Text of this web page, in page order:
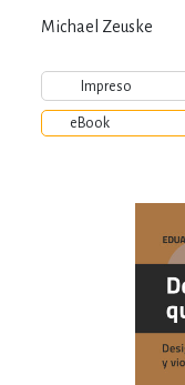
Michael Zeuske
Impreso
eBook